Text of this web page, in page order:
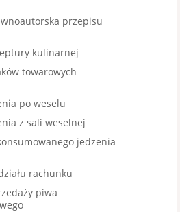
przepisu
kulinarnej
towarowych
po weselu
z sali weselnej
jedzenia
rachunku
piwa